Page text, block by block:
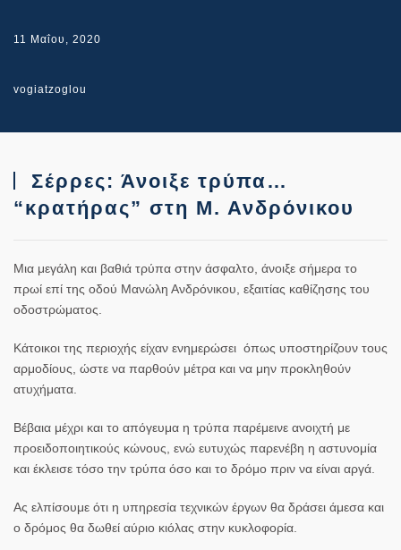
11 Μαΐου, 2020
vogiatzoglou
Σέρρες: Άνοιξε τρύπα…
“κρατήρας” στη Μ. Ανδρόνικου
Μια μεγάλη και βαθιά τρύπα στην άσφαλτο, άνοιξε σήμερα το
πρωί επί της οδού Μανώλη Ανδρόνικου, εξαιτίας καθίζησης του
οδοστρώματος.
Κάτοικοι της περιοχής είχαν ενημερώσει όπως υποστηρίζουν τους
αρμοδίους, ώστε να παρθούν μέτρα και να μην προκληθούν
ατυχήματα.
Βέβαια μέχρι και το απόγευμα η τρύπα παρέμεινε ανοιχτή με
προειδοποιητικούς κώνους, ενώ ευτυχώς παρενέβη η αστυνομία
και έκλεισε τόσο την τρύπα όσο και το δρόμο πριν να είναι αργά.
Ας ελπίσουμε ότι η υπηρεσία τεχνικών έργων θα δράσει άμεσα και
ο δρόμος θα δωθεί αύριο κιόλας στην κυκλοφορία.